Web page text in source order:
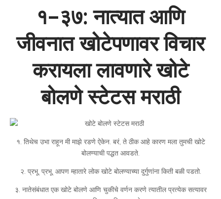
१–३७: नात्यात आणि
जीवनात खोटेपणावर विचार
करायला लावणारे खोटे
बोलणे स्टेटस मराठी
१. तिथेच उभा राहून मी माझे रडणे ऐकेन. बरं, ते ठीक आहे कारण मला तुमची खोटे
बोलण्याची पद्धत आवडते.
२. प्रभू, प्रभू, आपण म्हातारे लोक खोटे बोलण्याच्या दुर्गुणांना किती बळी पडतो.
३. नातेसंबंधात एक खोटे बोलणे आणि चुकीचे वर्णन करणे त्यातील प्रत्येक सत्यावर